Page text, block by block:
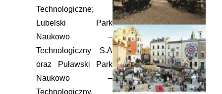
Technologiczne;
Lubelski Park
Naukowo –
Technologiczny S.A
oraz Puławski Park
Naukowo –
Technologiczny.